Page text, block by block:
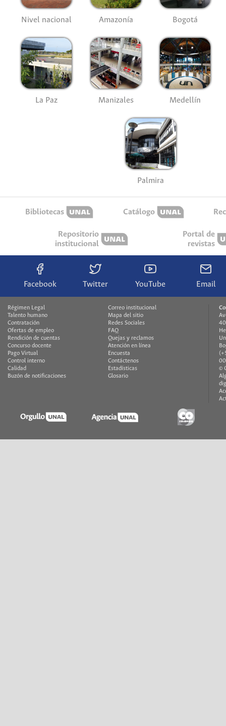
Nivel nacional Amazonía Bogotá
La Paz Manizales Medellín
Palmira
Bibliotecas Catálogo
Repositorio
institucional
Portal de
revistas
Facebook Twitter YouTube Email
Régimen Legal
Talento humano
Contratación
Ofertas de empleo
Rendición de cuentas
Concurso docente
Pago Virtual
Control interno
Calidad
Buzón de notificaciones
Correo institucional
Mapa del sitio
Redes Sociales
FAQ
Quejas y reclamos
Atención en línea
Encuesta
Contáctenos
Estadísticas
Glosario
©